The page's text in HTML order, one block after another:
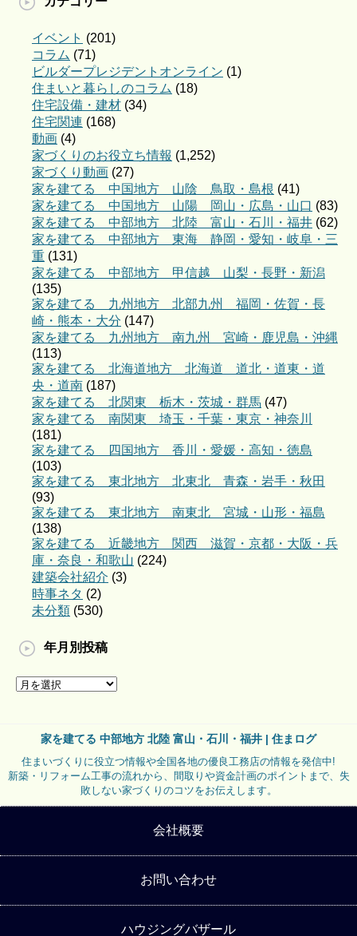
イベント (201)
コラム (71)
ビルダープレジデントオンライン (1)
住まいと暮らしのコラム (18)
住宅設備・建材 (34)
住宅関連 (168)
動画 (4)
家づくりのお役立ち情報 (1,252)
家づくり動画 (27)
家を建てる 中国地方 山陰 鳥取・島根 (41)
家を建てる 中国地方 山陽 岡山・広島・山口 (83)
家を建てる 中部地方 北陸 富山・石川・福井 (62)
家を建てる 中部地方 東海 静岡・愛知・岐阜・三
重 (131)
家を建てる 中部地方 甲信越 山梨・長野・新潟
(135)
家を建てる 九州地方 北部九州 福岡・佐賀・長
崎・熊本・大分 (147)
家を建てる 九州地方 南九州 宮崎・鹿児島・沖縄
(113)
家を建てる 北海道地方 北海道 道北・道東・道
央・道南 (187)
家を建てる 北関東 栃木・茨城・群馬 (47)
家を建てる 南関東 埼玉・千葉・東京・神奈川
(181)
家を建てる 四国地方 香川・愛媛・高知・徳島
(103)
家を建てる 東北地方 北東北 青森・岩手・秋田
(93)
家を建てる 東北地方 南東北 宮城・山形・福島
(138)
家を建てる 近畿地方 関西 滋賀・京都・大阪・兵
庫・奈良・和歌山 (224)
建築会社紹介 (3)
時事ネタ (2)
未分類 (530)
年月別投稿
家を建てる 中部地方 北陸 富山・石川・福井 | 住まログ
住まいづくりに役立つ情報や全国各地の優良工務店の情報を発信中!
新築・リフォーム工事の流れから、間取りや資金計画のポイントまで、失
敗しない家づくりのコツをお伝えします。
会社概要
お問い合わせ
ハウジングバザール